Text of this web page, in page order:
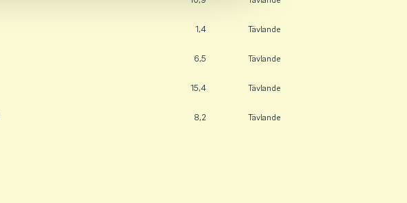
1,4 Tävlande
6,5 Tävlande
15,4 Tävlande
8,2 Tävlande